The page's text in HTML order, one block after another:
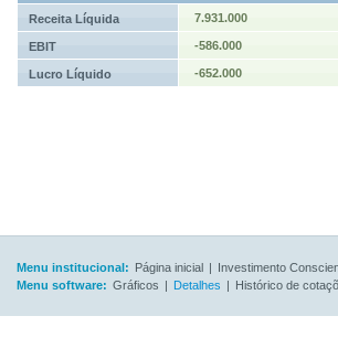
Receita Líquida 7.931.000
EBIT -586.000
Lucro Líquido -652.000
Menu institucional: Página inicial | Investimento
Menu software: Gráficos | Detalhes | Histórico de